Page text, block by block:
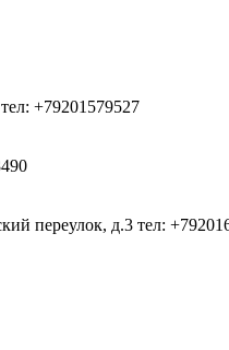
тел: +79201579527
переулок, д.3 тел: